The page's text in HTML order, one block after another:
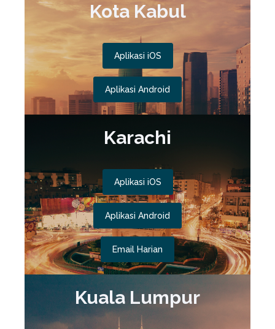
Kota Kabul
Aplikasi iOS
Aplikasi Android
Karachi
Aplikasi iOS
Aplikasi Android
Email Harian
Kuala Lumpur